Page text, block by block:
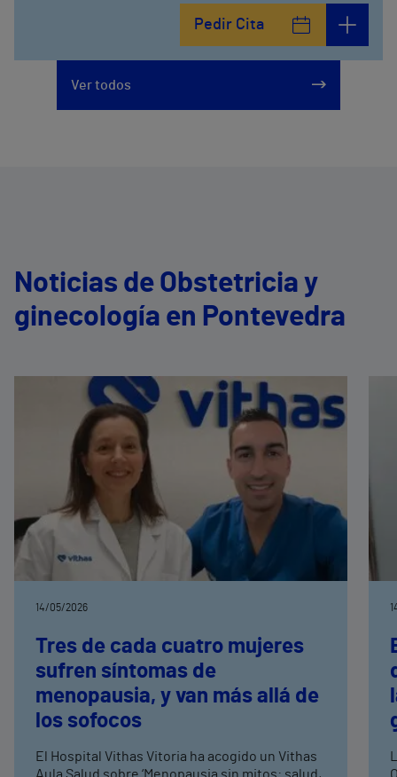
Pedir Cita
Ver todos
Noticias de Obstetricia y
ginecología en Pontevedra
14/05/2026
Tres de cada cuatro mujeres
sufren síntomas de
menopausia, y van más allá de
los sofocos
El Hospital Vithas Vitoria ha acogido un Vithas